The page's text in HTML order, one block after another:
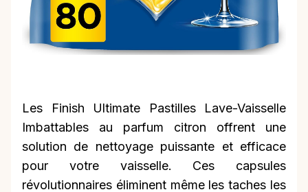
Les Finish Ultimate Pastilles Lave-Vaisselle
Imbattables au parfum citron offrent une
solution de nettoyage puissante et efficace
pour votre vaisselle. Ces capsules
révolutionnaires éliminent même les taches les